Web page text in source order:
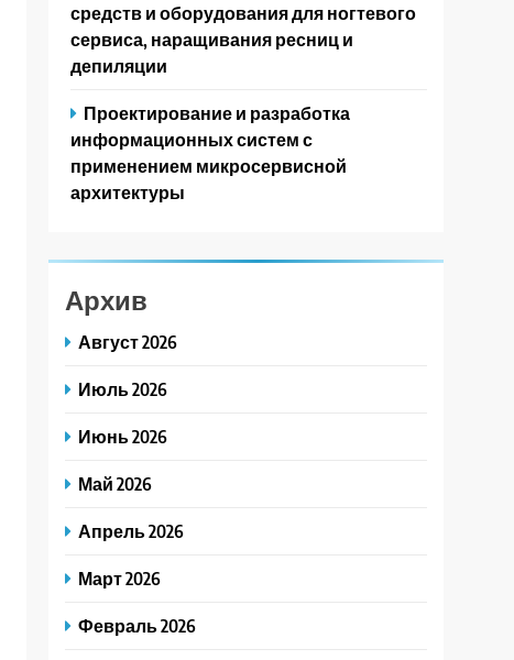
средств и оборудования для ногтевого
сервиса, наращивания ресниц и
депиляции
Проектирование и разработка
информационных систем с
применением микросервисной
архитектуры
Архив
Август 2026
Июль 2026
Июнь 2026
Май 2026
Апрель 2026
Март 2026
Февраль 2026